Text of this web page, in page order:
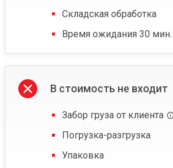
Складская обработка
Время ожидания 30 мин.
В стоимость не входит
Забор груза от клиента
Погрузка-разгрузка
Упаковка